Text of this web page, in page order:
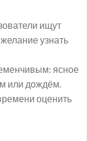
ищут
узнать
ясное
или дождём.
оценить